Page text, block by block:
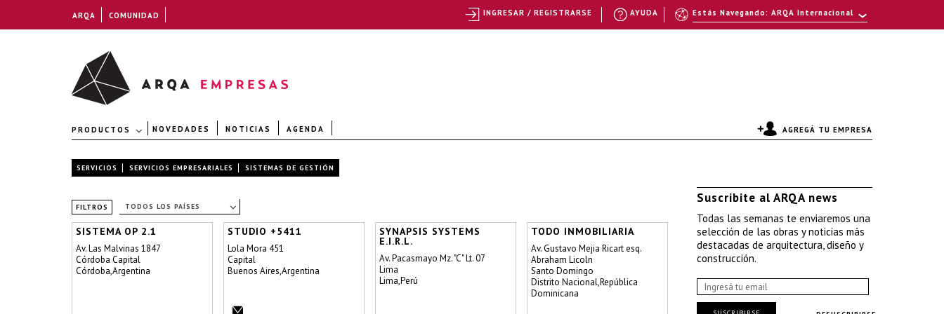
PRODUCTOS NOVEDADES NOTICIAS AGENDA AGREGÁ TU EMPRESA
SERVICIOS SERVICIOS EMPRESARIALES SISTEMAS DE GESTIÓN
FILTROS TODOS LOS PAÍSES
SISTEMA OP 2.1
Av. Las Malvinas 1847
Córdoba Capital
Córdoba,Argentina
STUDIO +5411
Lola Mora 451
Capital
Buenos Aires,Argentina
SYNAPSIS SYSTEMS
E.I.R.L.
Av. Pacasmayo Mz. "C" Lt. 07
Lima
Lima,Perú
TODO INMOBILIARIA
Av. Gustavo Mejia Ricart esq.
Abraham Licoln
Santo Domingo
Distrito Nacional,República
Dominicana
Suscribite al ARQA news
Todas las semanas te enviaremos una
selección de las obras y noticias más
destacadas de arquitectura, diseño y
construcción.
ARQA COMUNIDAD Estás Navegando: ARQA Internacional
AYUDA
INGRESAR / REGISTRARSE